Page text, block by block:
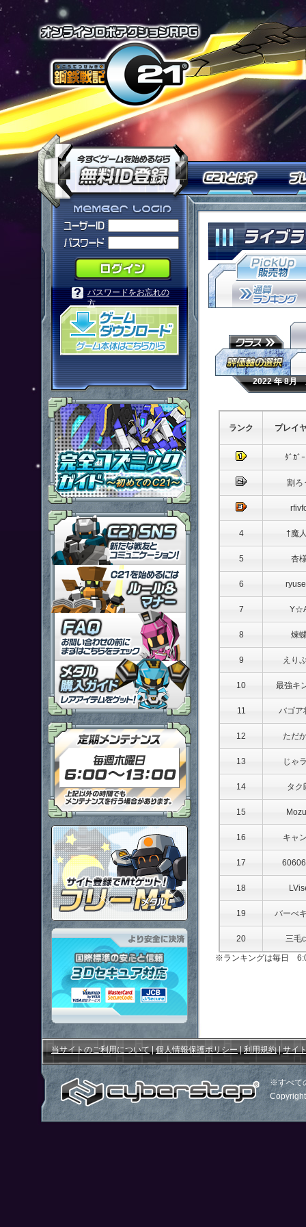
オンライン
Ｃ２１
今すぐ「鋼鉄戦記Ｃ２１」
「鋼鉄戦記Ｃ２１」メンバーロ
パスワードをお忘れの
方
「鋼鉄戦記Ｃ２１」ゲームダウン
2022 年 8月
ランク プレイ
ﾀﾞｶﾞ
割ろ
4 †魔
5 杏
6
7
8 煉
9 えり
10 最強キ
11 バゴア
12 ただ
13 じゃ
14 タク
15
16 キャ
17
18
19 バーべ
20
三毛
※ランキングは毎日
「鋼鉄戦記Ｃ２１」ＳＮＳ
「鋼鉄戦記Ｃ２１」ルール＆
メタル購入ガイドはこちらから
ポイント感覚で有料通貨をゲッ
「鋼鉄戦記Ｃ２１」はより安
当サイトのご利用について| 個人情報保護ポリシー| 利用規約| サイ
※すべて